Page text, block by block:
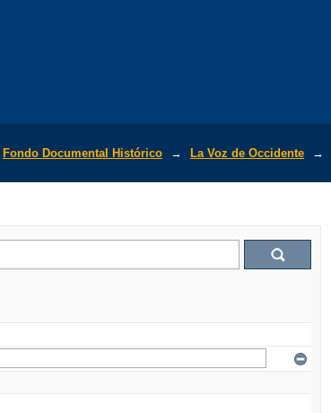
Fondo Documental Histórico → La Voz de Occidente →